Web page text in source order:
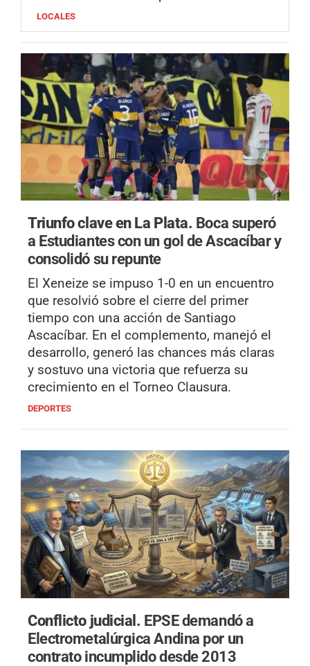
LOCALES
Triunfo clave en La Plata. Boca superó
a Estudiantes con un gol de Ascacíbar y
consolidó su repunte
El Xeneize se impuso 1-0 en un encuentro
que resolvió sobre el cierre del primer
tiempo con una acción de Santiago
Ascacíbar. En el complemento, manejó el
desarrollo, generó las chances más claras
y sostuvo una victoria que refuerza su
crecimiento en el Torneo Clausura.
DEPORTES
Conflicto judicial. EPSE demandó a
Electrometalúrgica Andina por un
contrato incumplido desde 2013